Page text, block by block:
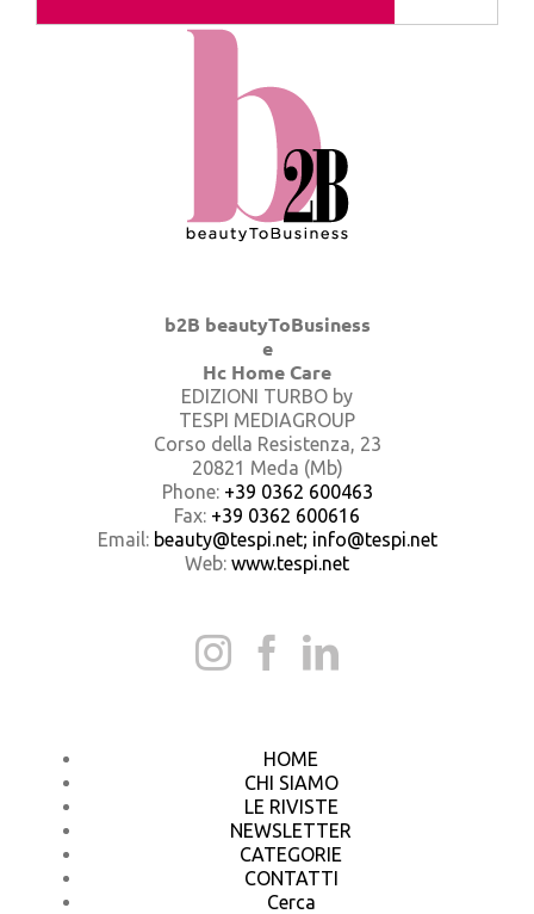
b2B beautyToBusiness
e
Hc Home Care
EDIZIONI TURBO by
TESPI MEDIAGROUP
Corso della Resistenza, 23
20821 Meda (Mb)
Phone: +39 0362 600463
Fax: +39 0362 600616
Email: beauty@tespi.net; info@tespi.net
Web: www.tespi.net
HOME
CHI SIAMO
LE RIVISTE
NEWSLETTER
CATEGORIE
CONTATTI
Cerca